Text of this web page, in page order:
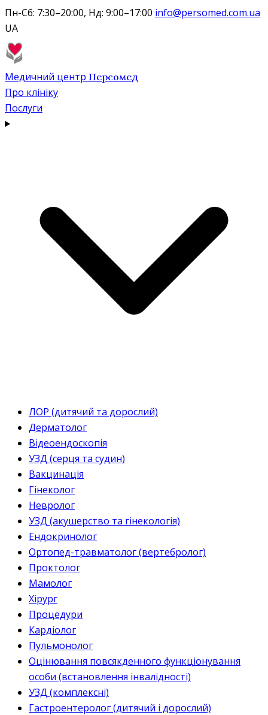
Пн-Сб: 7:30–20:00, Нд: 9:00–17:00 info@persomed.com.ua
UA
Медичний центр Персомед
Про клініку
Послуги
ЛОР (дитячий та дорослий)
Дерматолог
Відеоендоскопія
УЗД (серця та судин)
Вакцинація
Гінеколог
Невролог
УЗД (акушерство та гінекологія)
Ендокринолог
Ортопед-травматолог (вертебролог)
Проктолог
Мамолог
Хірург
Процедури
Кардіолог
Пульмонолог
Оцінювання повсякденного функціонування
особи (встановлення інвалідності)
УЗД (комплексні)
Гастроентеролог (дитячий і дорослий)